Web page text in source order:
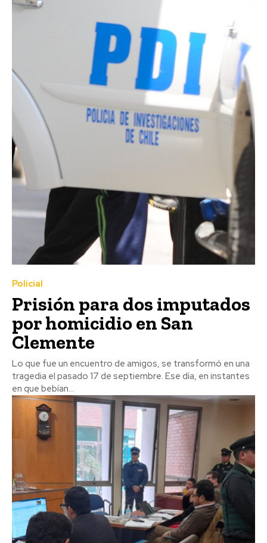
Policial
Prisión para dos imputados
por homicidio en San
Clemente
Lo que fue un encuentro de amigos, se transformó en una
tragedia el pasado 17 de septiembre. Ese día, en instantes
en que bebían...